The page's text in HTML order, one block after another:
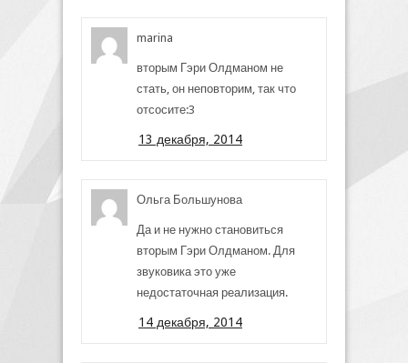
marina
вторым Гэри Олдманом не
стать, он неповторим, так что
отсосите:3
13 декабря, 2014
Ольга Большунова
Да и не нужно становиться
вторым Гэри Олдманом. Для
звуковика это уже
недостаточная реализация.
14 декабря, 2014